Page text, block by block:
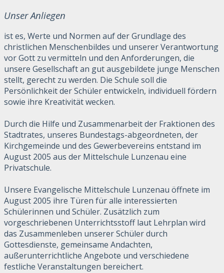
Unser Anliegen
ist es, Werte und Normen auf der Grundlage des
christlichen Menschenbildes und unserer Verantwortung
vor Gott zu vermitteln und den Anforderungen, die
unsere Gesellschaft an gut ausgebildete junge Menschen
stellt, gerecht zu werden. Die Schule soll die
Persönlichkeit der Schüler entwickeln, individuell fördern
sowie ihre Kreativität wecken.
Durch die Hilfe und Zusammenarbeit der Fraktionen des
Stadtrates, unseres Bundestags-abgeordneten, der
Kirchgemeinde und des Gewerbevereins entstand im
August 2005 aus der Mittelschule Lunzenau eine
Privatschule.
Unsere Evangelische Mittelschule Lunzenau öffnete im
August 2005 ihre Türen für alle interessierten
Schülerinnen und Schüler. Zusätzlich zum
vorgeschriebenen Unterrichtsstoff laut Lehrplan wird
das Zusammenleben unserer Schüler durch
Gottesdienste, gemeinsame Andachten,
außerunterrichtliche Angebote und verschiedene
festliche Veranstaltungen bereichert.